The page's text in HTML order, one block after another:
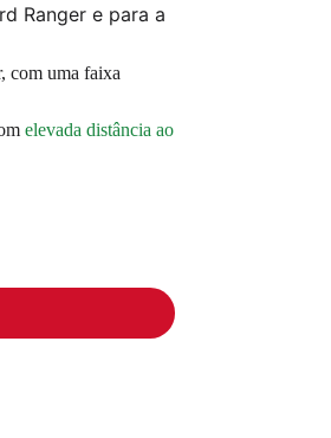
Ranger e para a
com uma faixa
elevada distância ao